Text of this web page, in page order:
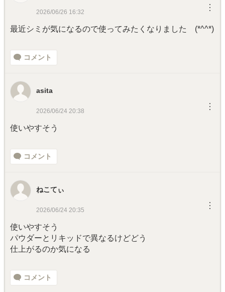
2026/06/26 16:32 ︙
最近シミが気になるので使ってみたくなりました (*^^*)
コメント
asita
2026/06/24 20:38 ︙
使いやすそう
コメント
ねこてぃ
2026/06/24 20:35 ︙
使いやすそう
パウダーとリキッドで異なるけどどう
仕上がるのか気になる
コメント